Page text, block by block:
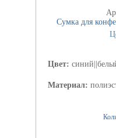
Сумка для
Цвет:
Материал: